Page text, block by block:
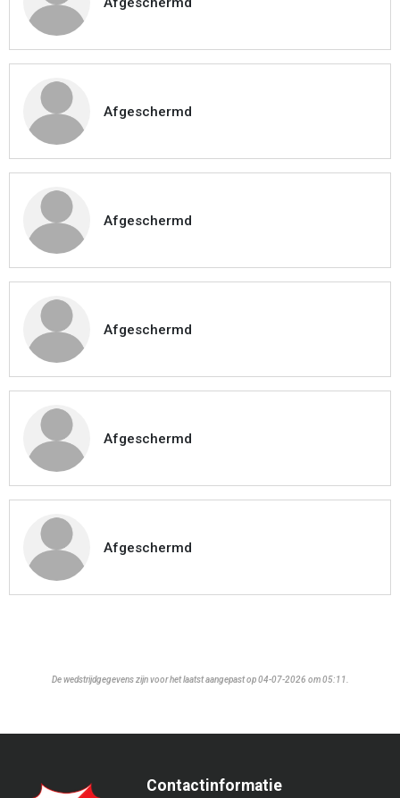
Afgeschermd
Afgeschermd
Afgeschermd
Afgeschermd
Afgeschermd
De wedstrijdgegevens zijn voor het laatst aangepast op 04-07-2026 om 05:11.
Contactinformatie